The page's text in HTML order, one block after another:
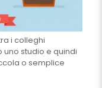
i colleghi
uno studio e quindi
o semplice